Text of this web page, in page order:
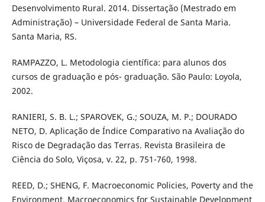
Desenvolvimento Rural. 2014. Dissertação (Mestrado em
Administração) – Universidade Federal de Santa Maria.
Santa Maria, RS.
RAMPAZZO, L. Metodologia científica: para alunos dos
cursos de graduação e pós- graduação. São Paulo: Loyola,
2002.
RANIERI, S. B. L.; SPAROVEK, G.; SOUZA, M. P.; DOURADO
NETO, D. Aplicação de Índice Comparativo na Avaliação do
Risco de Degradação das Terras. Revista Brasileira de
Ciência do Solo, Viçosa, v. 22, p. 751-760, 1998.
REED, D.; SHENG, F. Macroeconomic Policies, Poverty and the
Environment. Macroeconomics for Sustainable Development